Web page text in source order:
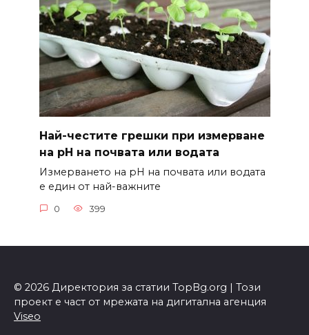
Най-честите грешки при измерване
на pH на почвата или водата
Измерването на pH на почвата или водата
е един от най-важните
0 399
© 2026 Директория за статии TopBg.org | Този
проект е част от мрежата на дигитална агенция
Viseo